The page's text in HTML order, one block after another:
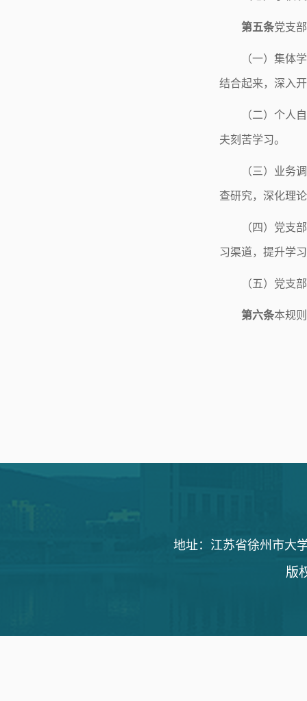
第五条党支
（一）集体
结合起来，深入
（二）个人
夫刻苦学习。
（三）业务
查研究，深化理
（四）党支
习渠道，提升学
（五）党支
第六条本规
地址：江苏省徐州市大
版